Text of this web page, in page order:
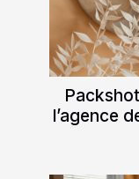
l’agence